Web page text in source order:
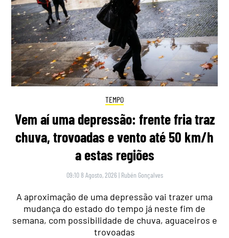
TEMPO
Vem aí uma depressão: frente fria traz
chuva, trovoadas e vento até 50 km/h
a estas regiões
09:10 8 Agosto, 2026 | Rubén Gonçalves
A aproximação de uma depressão vai trazer uma
mudança do estado do tempo já neste fim de
semana, com possibilidade de chuva, aguaceiros e
trovoadas